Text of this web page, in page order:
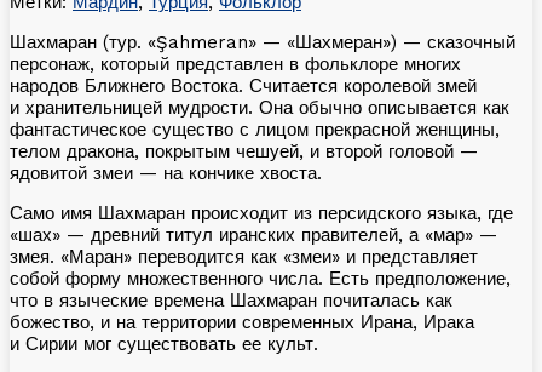
Шахмаран (тур. «Şahmeran» — «Шахмеран») — сказочный
персонаж, который представлен в фольклоре многих
народов Ближнего Востока. Считается королевой змей
и хранительницей мудрости. Она обычно описывается как
фантастическое существо с лицом прекрасной женщины,
телом дракона, покрытым чешуей, и второй головой —
ядовитой змеи — на кончике хвоста.
Само имя Шахмаран происходит из персидского языка, где
«шах» — древний титул иранских правителей, а «мар» —
змея. «Маран» переводится как «змеи» и представляет
собой форму множественного числа. Есть предположение,
что в языческие времена Шахмаран почиталась как
божество, и на территории современных Ирана, Ирака
и Сирии мог существовать ее культ.